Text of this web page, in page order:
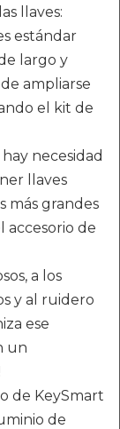
llaves:
estándar
largo y
ampliarse
el kit de
necesidad
llaves
más grandes
de
a los
y al ruidero
ese
un
de KeySmart
de